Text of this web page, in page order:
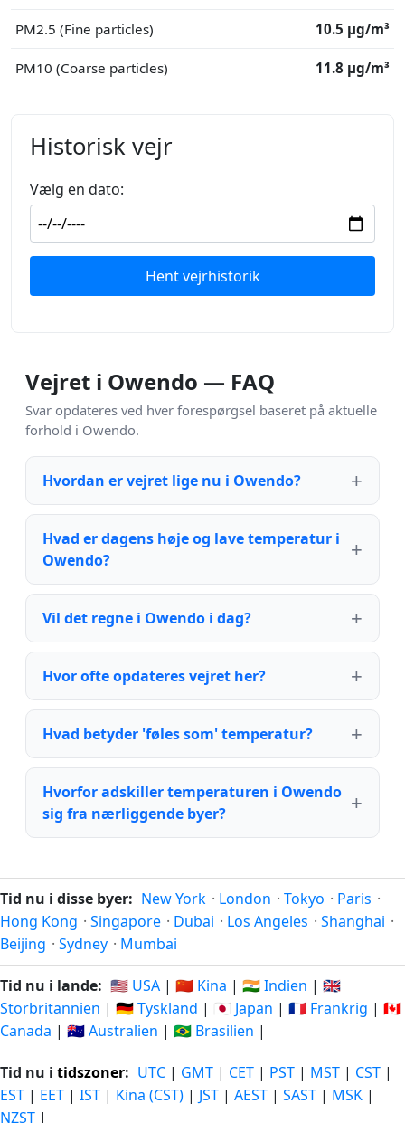
PM2.5 (Fine particles) 10.5 μg/m³
PM10 (Coarse particles) 11.8 μg/m³
Historisk vejr
Vælg en dato:
Hent vejrhistorik
Vejret i Owendo — FAQ
Svar opdateres ved hver forespørgsel baseret på aktuelle
forhold i Owendo.
Hvordan er vejret lige nu i Owendo?
Hvad er dagens høje og lave temperatur i
Owendo?
Vil det regne i Owendo i dag?
Hvor ofte opdateres vejret her?
Hvad betyder 'føles som' temperatur?
Hvorfor adskiller temperaturen i Owendo
sig fra nærliggende byer?
Tid nu i disse byer: New York · London · Tokyo · Paris ·
Hong Kong · Singapore · Dubai · Los Angeles · Shanghai ·
Beijing · Sydney · Mumbai
Tid nu i lande: 🇺🇸 USA | 🇨🇳 Kina | 🇮🇳 Indien | 🇬🇧
Storbritannien | 🇩🇪 Tyskland | 🇯🇵 Japan | 🇫🇷 Frankrig | 🇨🇦
Canada | 🇦🇺 Australien | 🇧🇷 Brasilien |
Tid nu i tidszoner: UTC | GMT | CET | PST | MST | CST |
EST | EET | IST | Kina (CST) | JST | AEST | SAST | MSK |
NZST |